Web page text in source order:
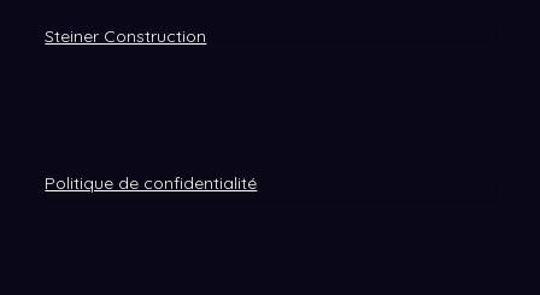
Steiner Construction
Politique de confidentialité